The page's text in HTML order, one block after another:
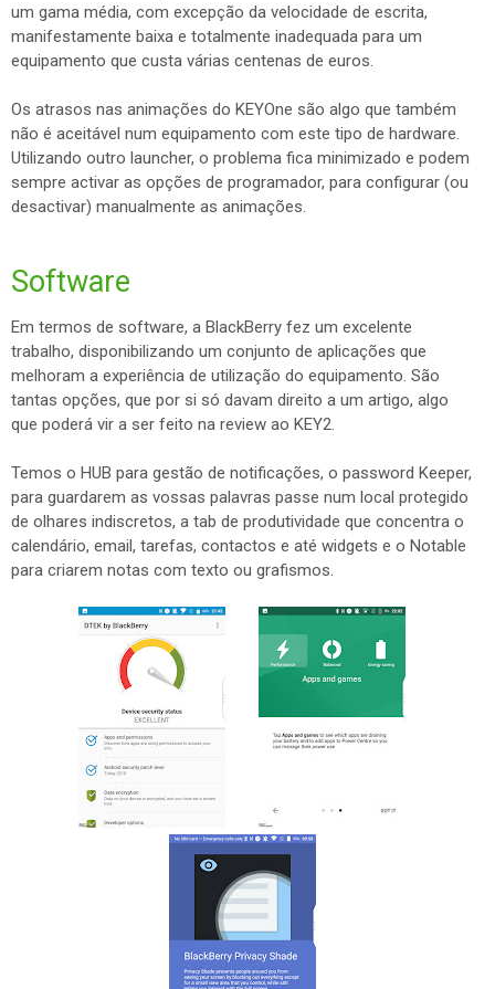
um gama média, com excepção da velocidade de escrita,
manifestamente baixa e totalmente inadequada para um
equipamento que custa várias centenas de euros.
Os atrasos nas animações do KEYOne são algo que também
não é aceitável num equipamento com este tipo de hardware.
Utilizando outro launcher, o problema fica minimizado e podem
sempre activar as opções de programador, para configurar (ou
desactivar) manualmente as animações.
Software
Em termos de software, a BlackBerry fez um excelente
trabalho, disponibilizando um conjunto de aplicações que
melhoram a experiência de utilização do equipamento. São
tantas opções, que por si só davam direito a um artigo, algo
que poderá vir a ser feito na review ao KEY2.
Temos o HUB para gestão de notificações, o password Keeper,
para guardarem as vossas palavras passe num local protegido
de olhares indiscretos, a tab de produtividade que concentra o
calendário, email, tarefas, contactos e até widgets e o Notable
para criarem notas com texto ou grafismos.